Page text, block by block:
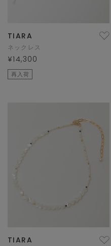
TIARA
ネックレス
¥14,300
再入荷
TIARA